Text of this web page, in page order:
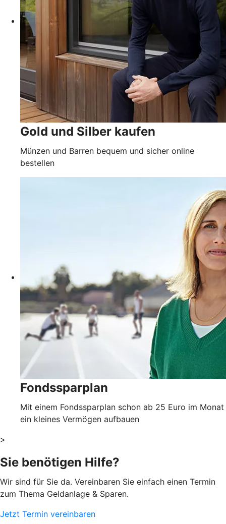
Gold und Silber kaufen
Münzen und Barren bequem und sicher online
bestellen
Fondssparplan
Mit einem Fondssparplan schon ab 25 Euro im Monat
ein kleines Vermögen aufbauen
>
Sie benötigen Hilfe?
Wir sind für Sie da. Vereinbaren Sie einfach einen Termin
zum Thema Geldanlage & Sparen.
Jetzt Termin vereinbaren